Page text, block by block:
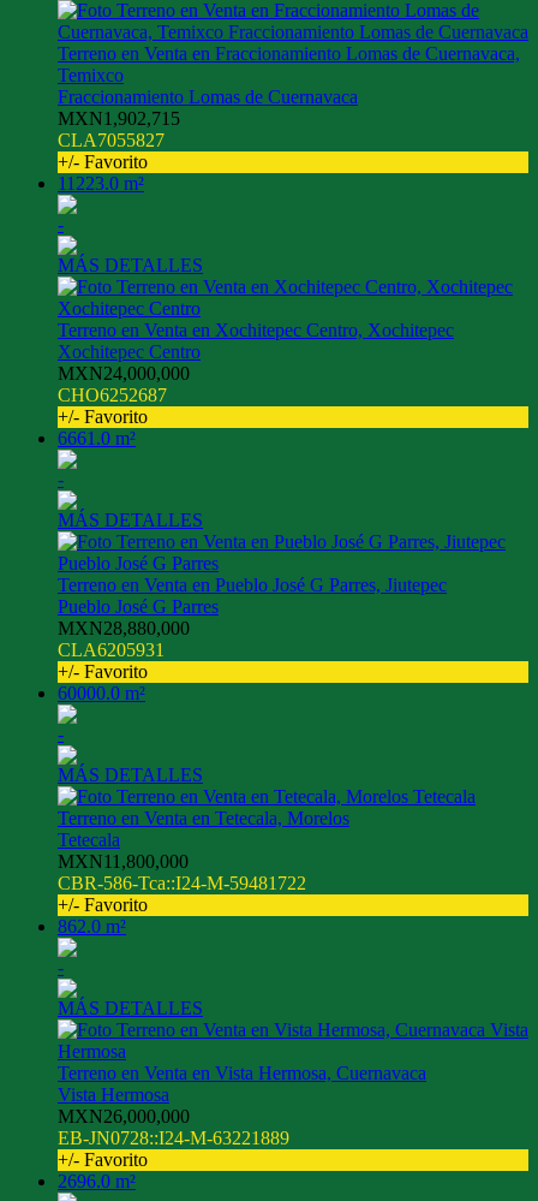
Terreno en Venta en Fraccionamiento Lomas de Cuernavaca,
Temixco
Fraccionamiento Lomas de Cuernavaca
MXN1,902,715
CLA7055827
+/- Favorito
11223.0 m²
-
MÁS DETALLES
Terreno en Venta en Xochitepec Centro, Xochitepec
Xochitepec Centro
MXN24,000,000
CHO6252687
+/- Favorito
6661.0 m²
-
MÁS DETALLES
Terreno en Venta en Pueblo José G Parres, Jiutepec
Pueblo José G Parres
MXN28,880,000
CLA6205931
+/- Favorito
60000.0 m²
-
MÁS DETALLES
Terreno en Venta en Tetecala, Morelos
Tetecala
MXN11,800,000
CBR-586-Tca::I24-M-59481722
+/- Favorito
862.0 m²
-
MÁS DETALLES
Terreno en Venta en Vista Hermosa, Cuernavaca
Vista Hermosa
MXN26,000,000
EB-JN0728::I24-M-63221889
+/- Favorito
2696.0 m²